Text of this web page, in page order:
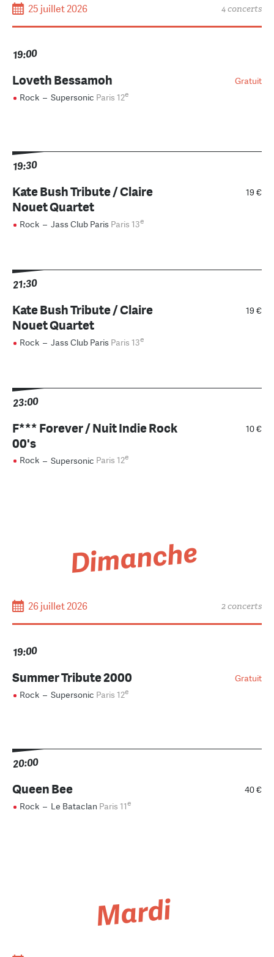
25 juillet 2026 4 concerts
19:00
Gratuit
Loveth Bessamoh
Rock – Supersonic Paris 12e
19:30
19 €
Kate Bush Tribute / Claire
Nouet Quartet
Rock – Jass Club Paris Paris 13e
21:30
19 €
Kate Bush Tribute / Claire
Nouet Quartet
Rock – Jass Club Paris Paris 13e
23:00
10 €
F*** Forever / Nuit Indie Rock
00's
Rock – Supersonic Paris 12e
Dimanche
26 juillet 2026 2 concerts
19:00
Gratuit
Summer Tribute 2000
Rock – Supersonic Paris 12e
20:00
40 €
Queen Bee
Rock – Le Bataclan Paris 11e
Mardi